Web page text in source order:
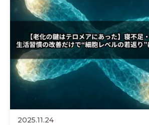
医師紹介 運営会社
お問い合わせ
2025.11.24